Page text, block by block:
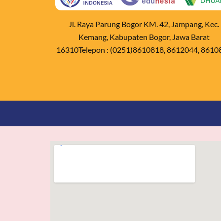
Jl. Raya Parung Bogor KM. 42, Jampang, Kec.
Kemang, Kabupaten Bogor, Jawa Barat
16310Telepon : (0251)8610818, 8612044,